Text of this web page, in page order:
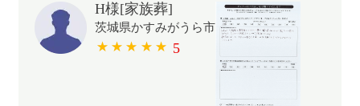
H様[家族葬]
茨城県かすみがうら市
5